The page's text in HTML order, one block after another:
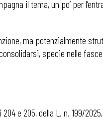
il tema, un po’ per
ma potenzialmente
specie nelle
e 205, della L. n. 199/